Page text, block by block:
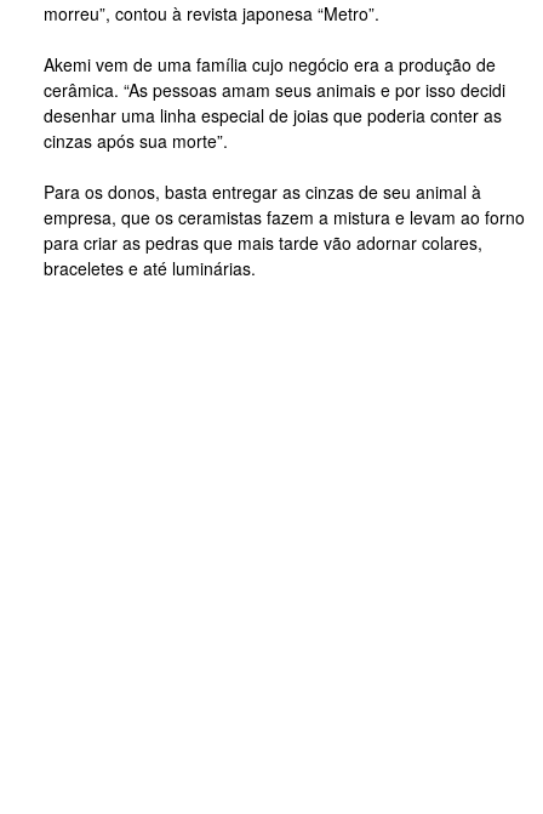
morreu”, contou à revista japonesa “Metro”.
Akemi vem de uma família cujo negócio era a produção de
cerâmica. “As pessoas amam seus animais e por isso decidi
desenhar uma linha especial de joias que poderia conter as
cinzas após sua morte”.
Para os donos, basta entregar as cinzas de seu animal à
empresa, que os ceramistas fazem a mistura e levam ao forno
para criar as pedras que mais tarde vão adornar colares,
braceletes e até luminárias.